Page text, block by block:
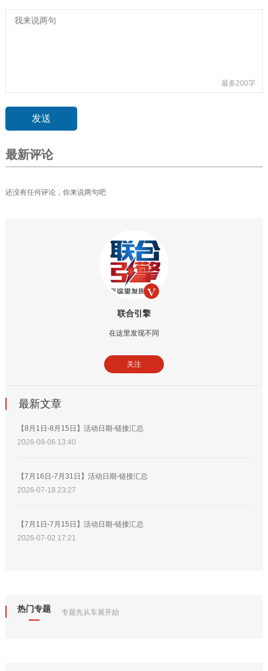
最多200字
最新评论
还没有任何评论，你来说两句吧
联合引擎
在这里发现不同
关注
最新文章
【8月1日-8月15日】活动日期-链接汇总
2026-08-06 13:40
【7月16日-7月31日】活动日期-链接汇总
2026-07-18 23:27
【7月1日-7月15日】活动日期-链接汇总
2026-07-02 17:21
热门专题 专题先从车展开始